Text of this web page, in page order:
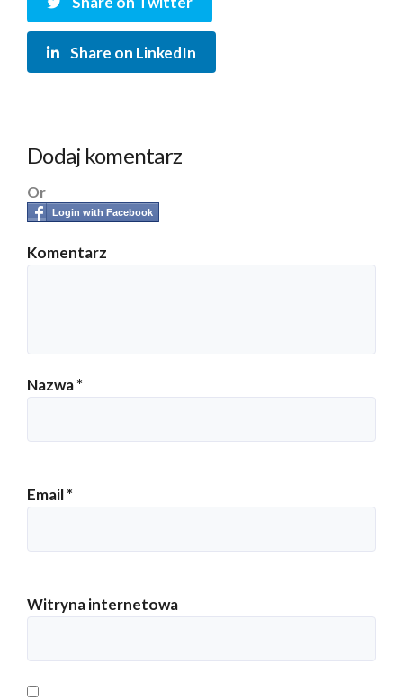
Share on LinkedIn
Dodaj komentarz
Or
Login with Facebook
Komentarz
Nazwa*
Email*
Witryna internetowa